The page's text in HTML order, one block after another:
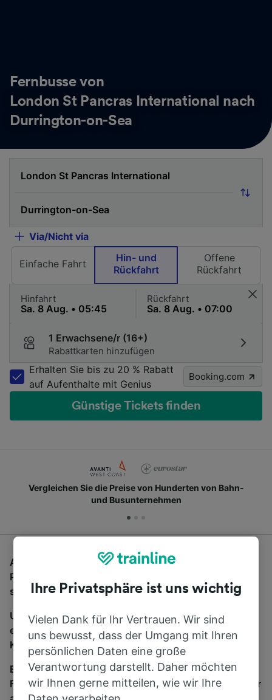
Fernbusse von
London St Pancras International nach
Durrington-on-Sea
Via/Nicht via
Einfache Fahrt
Hin- und
Rückfahrt
Offene
Rückfahrt
Hinfahrt Rückfahrt
1 Erwachsene/r (16+)
Rabattkarten hinzufügen
Erhalten Sie bis zu 20 % Rabatt
auf Aufenthalte mit Genius
Booking.com
Günstige Tickets finden
Vergleichen Sie die Preise von Hunderten von Bahn-
und Busunternehmen
Auf der Suche nach Fernbussen von London St
Pancras International nach Durrington-on-Sea? Dann
sind Sie hier richtig.
Um Bustickets zu finden, starten Sie einfach oben
eine Suche und wir vergleichen Fahrtzeiten und
Kosten für Bahn- und Busreisen miteinander.
Egal, wohin die Reise geht – starten Sie mit uns.
Finden Sie hier Fahrkarten für Verbindungen von mehr
Ihre Privatsphäre ist uns wichtig
Vielen Dank für Ihr Vertrauen. Wir sind
uns bewusst, dass der Umgang mit Ihren
persönlichen Daten eine große
Verantwortung darstellt. Daher möchten
wir Ihnen gerne mitteilen, wie wir Ihre